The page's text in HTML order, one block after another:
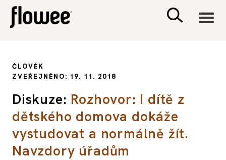
PSYCHOLOGIE
RODINA A DĚTI
ČLOVĚK
ZVEŘEJNĚNO: 19. 11. 2018
Diskuze: Rozhovor: I dítě z
dětského domova dokáže
vystudovat a normálně žít.
Navzdory úřadům